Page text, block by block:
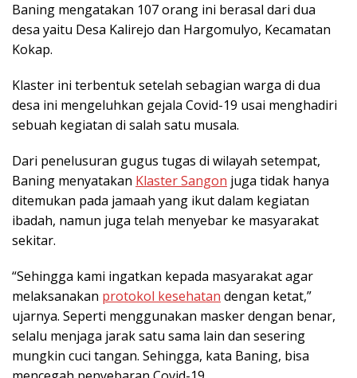
Baning mengatakan 107 orang ini berasal dari dua
desa yaitu Desa Kalirejo dan Hargomulyo, Kecamatan
Kokap.
Klaster ini terbentuk setelah sebagian warga di dua
desa ini mengeluhkan gejala Covid-19 usai menghadiri
sebuah kegiatan di salah satu musala.
Dari penelusuran gugus tugas di wilayah setempat,
Baning menyatakan Klaster Sangon juga tidak hanya
ditemukan pada jamaah yang ikut dalam kegiatan
ibadah, namun juga telah menyebar ke masyarakat
sekitar.
“Sehingga kami ingatkan kepada masyarakat agar
melaksanakan protokol kesehatan dengan ketat,”
ujarnya. Seperti menggunakan masker dengan benar,
selalu menjaga jarak satu sama lain dan sesering
mungkin cuci tangan. Sehingga, kata Baning, bisa